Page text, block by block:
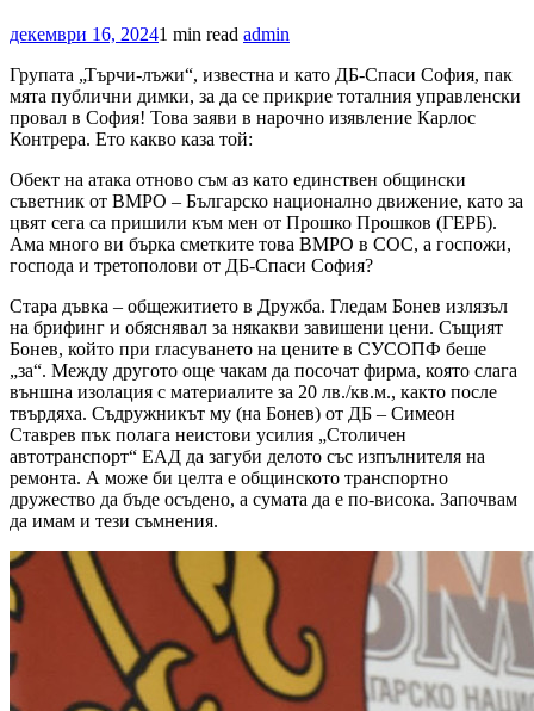
декември 16, 20241 min read admin
Групата „Търчи-лъжи“, известна и като ДБ-Спаси София, пак
мята публични димки, за да се прикрие тоталния управленски
провал в София! Това заяви в нарочно изявление Карлос
Контрера. Ето какво каза той:
Обект на атака отново съм аз като единствен общински
съветник от ВМРО – Българско национално движение, като за
цвят сега са пришили към мен от Прошко Прошков (ГЕРБ).
Ама много ви бърка сметките това ВМРО в СОС, а госпожи,
господа и третополови от ДБ-Спаси София?
Стара дъвка – общежитието в Дружба. Гледам Бонев излязъл
на брифинг и обяснявал за някакви завишени цени. Същият
Бонев, който при гласуването на цените в СУСОПФ беше
„за“. Между другото още чакам да посочат фирма, която слага
външна изолация с материалите за 20 лв./кв.м., както после
твърдяха. Съдружникът му (на Бонев) от ДБ – Симеон
Ставрев пък полага неистови усилия „Столичен
автотранспорт“ ЕАД да загуби делото със изпълнителя на
ремонта. А може би целта е общинското транспортно
дружество да бъде осъдено, а сумата да е по-висока. Започвам
да имам и тези съмнения.